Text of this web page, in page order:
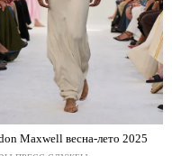
Maxwell весна-лето 2025